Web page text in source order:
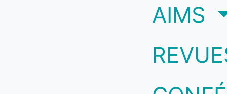
AIMS